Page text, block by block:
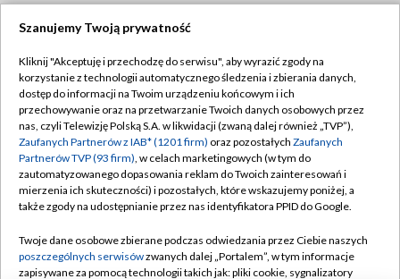
TVP
Abonament TVP
Emisja w TVP
Centrum informacji TVP
Naziemna Telewizja Cyfrowa
Rada Programowa
Regulamin TVP
Polityka prywatności
Moje zgody
Pomoc
Kontakt
Szanujemy Twoją prywatność
Kliknij "Akceptuję i przechodzę do serwisu", aby wyrazić zgody na
korzystanie z technologii automatycznego śledzenia i zbierania danych,
dostęp do informacji na Twoim urządzeniu końcowym i ich
przechowywanie oraz na przetwarzanie Twoich danych osobowych przez
nas, czyli Telewizję Polską S.A. w likwidacji (zwaną dalej również „TVP”),
Zaufanych Partnerów z IAB* (1201 firm) oraz pozostałych Zaufanych
Partnerów TVP (93 firm), w celach marketingowych (w tym do
zautomatyzowanego dopasowania reklam do Twoich zainteresowań i
mierzenia ich skuteczności) i pozostałych, które wskazujemy poniżej, a
także zgody na udostępnianie przez nas identyfikatora PPID do Google.
Twoje dane osobowe zbierane podczas odwiedzania przez Ciebie naszych
poszczególnych serwisówzwanych dalej „Portalem”, w tym informacje
zapisywane za pomocą technologii takich jak: pliki cookie, sygnalizatory